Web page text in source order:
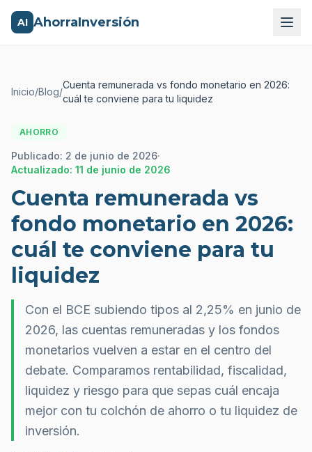
AI AhorraInversión
Inicio/Blog/
Cuenta remunerada vs fondo monetario en 2026:
cuál te conviene para tu liquidez
AHORRO
Publicado: 2 de junio de 2026·
Actualizado: 11 de junio de 2026
Cuenta remunerada vs
fondo monetario en 2026:
cuál te conviene para tu
liquidez
Con el BCE subiendo tipos al 2,25% en junio de
2026, las cuentas remuneradas y los fondos
monetarios vuelven a estar en el centro del
debate. Comparamos rentabilidad, fiscalidad,
liquidez y riesgo para que sepas cuál encaja
mejor con tu colchón de ahorro o tu liquidez de
inversión.